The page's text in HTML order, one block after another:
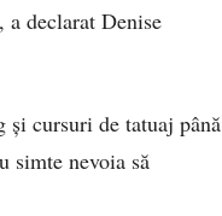
declarat Denise
cursuri de tatuaj până
simte nevoia să